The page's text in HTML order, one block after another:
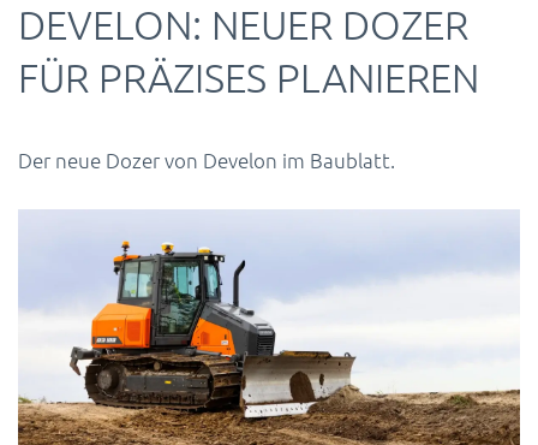
DEVELON: NEUER DOZER
FÜR PRÄZISES PLANIEREN
Der neue Dozer von Develon im Baublatt.